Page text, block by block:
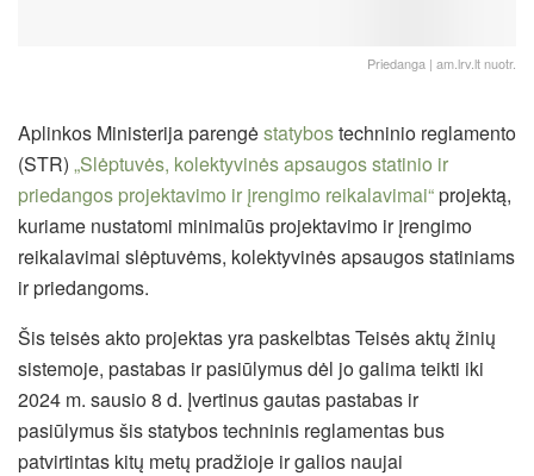
Priedanga | am.lrv.lt nuotr.
Aplinkos Ministerija parengėstatybostechninio reglamento
(STR) „Slėptuvės, kolektyvinės apsaugos statinio ir
priedangos projektavimo ir įrengimo reikalavimai“projektą,
kuriame nustatomi minimalūs projektavimo ir įrengimo
reikalavimai slėptuvėms, kolektyvinės apsaugos statiniams
ir priedangoms.
Šis teisės akto projektas yra paskelbtas Teisės aktų žinių
sistemoje, pastabas ir pasiūlymus dėl jo galima teikti iki
2024 m. sausio 8 d. Įvertinus gautas pastabas ir
pasiūlymus šis statybostechninis reglamentas bus
patvirtintas kitų metų pradžioje ir galios naujai